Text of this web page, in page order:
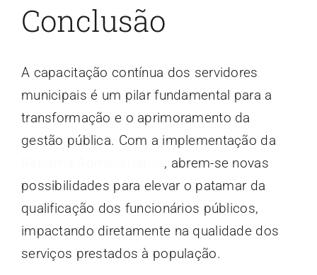
Conclusão
A capacitação contínua dos servidores
municipais é um pilar fundamental para a
transformação e o aprimoramento da
gestão pública. Com a implementação da
, abrem-se novas
possibilidades para elevar o patamar da
qualificação dos funcionários públicos,
impactando diretamente na qualidade dos
serviços prestados à população.